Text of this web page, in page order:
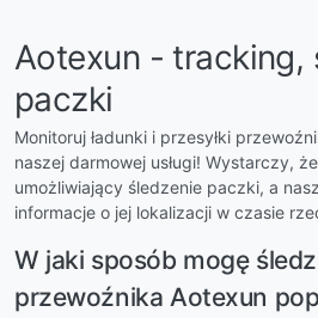
Aotexun - tracking,
paczki
Monitoruj ładunki i przesyłki
naszej darmowej usługi! Wystarczy,
umożliwiający śledzenie paczki, a
informacje o jej lokalizacji w czasie
W jaki sposób mogę
przewoźnika Aotexun